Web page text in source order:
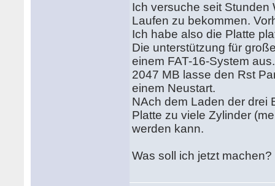
Ich versuche seit Stunden
Laufen zu bekommen.
Ich habe also die Platte
Die unterstützung für
einem FAT-16-System
2047 MB lasse den Rst
einem Neustart.
NAch dem Laden der drei
Platte zu viele Zylinder
werden kann.
Was soll ich jetzt machen?